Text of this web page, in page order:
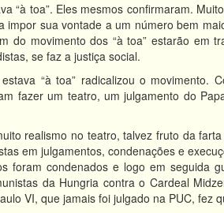
“à toa”. Eles mesmos confirmaram.
impor sua vontade a um número bem
do movimento dos “à toa” estarão em
se faz a justiça social.
“à toa” radicalizou o
fazer um teatro, um julgamento do
realismo no teatro, talvez fruto da
em julgamentos, condenações e
foram condenados e logo em seguida
da Hungria contra o Cardeal
VI, que jamais foi julgado na PUC, fez